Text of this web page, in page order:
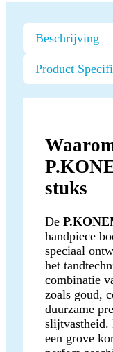
Beschrijving
Product
stuks
De
handpiece
speciaal
het
combinatie
zoals goud,
duurzame
slijtvastheid.
een grove